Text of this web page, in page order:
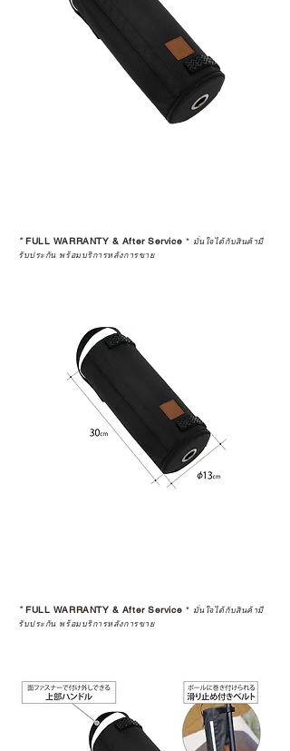
Resell หรือมีการเปลี่ยนมือผู้ซื้อ จะ
ถือว่าสิ้นสุดการรับประกันสินค้าทุก
5 • สงวนสิทธิ์ในการงดจำหน่ายสินค้า
ทุกรายการให้กับผู้ที่มีประวัติการนำ
สินค้าไปขายต่อ (Resell)
*FULL WARRANTY & After Service * มั่นใจได้กับสินค้ามี
รับประกัน พร้อมบริการหลังการขาย
*FULL WARRANTY & After Service * มั่นใจได้กับสินค้ามี
รับประกัน พร้อมบริการหลังการขาย